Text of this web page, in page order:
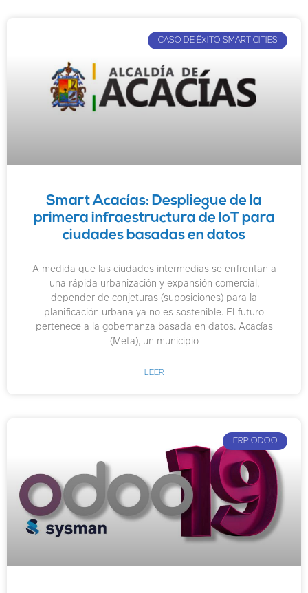
CASO DE ËXITO SMART CITIES
Smart Acacías: Despliegue de la
primera infraestructura de IoT para
ciudades basadas en datos
A medida que las ciudades intermedias se enfrentan a
una rápida urbanización y expansión comercial,
depender de conjeturas (suposiciones) para la
planificación urbana ya no es sostenible. El futuro
pertenece a la gobernanza basada en datos. Acacías
(Meta), un municipio
LEER
ERP ODOO